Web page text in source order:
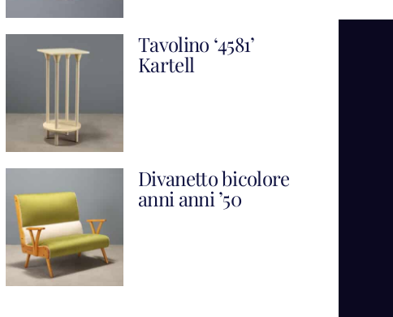
Tavolino ‘4581’
Kartell
Divanetto bicolore
anni anni ’50